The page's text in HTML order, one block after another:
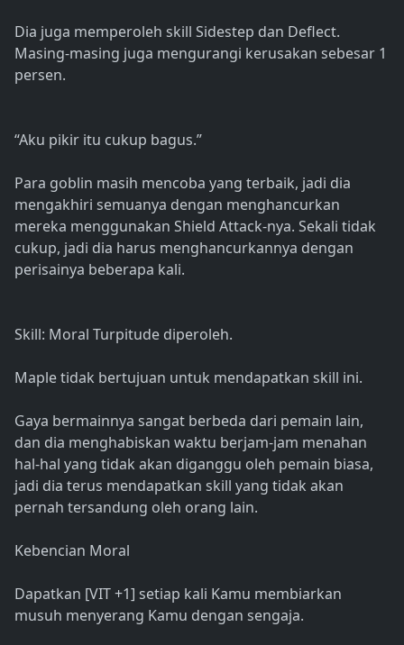
Dia juga memperoleh skill Sidestep dan Deflect.
Masing-masing juga mengurangi kerusakan sebesar 1
persen.
“Aku pikir itu cukup bagus.”
Para goblin masih mencoba yang terbaik, jadi dia
mengakhiri semuanya dengan menghancurkan
mereka menggunakan Shield Attack-nya. Sekali tidak
cukup, jadi dia harus menghancurkannya dengan
perisainya beberapa kali.
Skill: Moral Turpitude diperoleh.
Maple tidak bertujuan untuk mendapatkan skill ini.
Gaya bermainnya sangat berbeda dari pemain lain,
dan dia menghabiskan waktu berjam-jam menahan
hal-hal yang tidak akan diganggu oleh pemain biasa,
jadi dia terus mendapatkan skill yang tidak akan
pernah tersandung oleh orang lain.
Kebencian Moral
Dapatkan [VIT +1] setiap kali Kamu membiarkan
musuh menyerang Kamu dengan sengaja.